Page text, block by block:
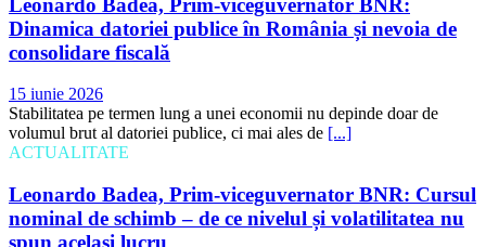
Dinamica datoriei publice în România și nevoia de
consolidare fiscală
15 iunie 2026
Stabilitatea pe termen lung a unei economii nu depinde doar de
volumul brut al datoriei publice, ci mai ales de [...]
ACTUALITATE
Leonardo Badea, Prim-viceguvernator BNR: Cursul
nominal de schimb – de ce nivelul și volatilitatea nu
spun același lucru